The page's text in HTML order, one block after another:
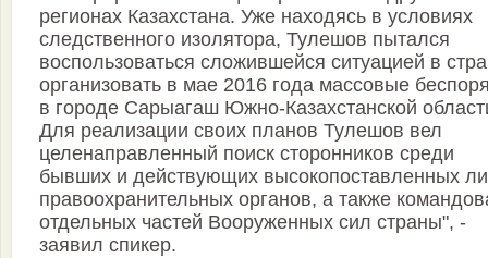
регионах Казахстана. Уже находясь в условиях
следственного изолятора, Тулешов пытался
воспользоваться сложившейся ситуацией в
организовать в мае 2016 года массовые
в городе Сарыагаш Южно-Казахстанской
Для реализации своих планов Тулешов вел
целенаправленный поиск сторонников среди
бывших и действующих высокопоставленных
правоохранительных органов, а также
отдельных частей Вооруженных сил страны", -
заявил спикер.